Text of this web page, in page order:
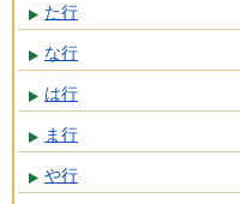
た行
な行
は行
ま行
や行